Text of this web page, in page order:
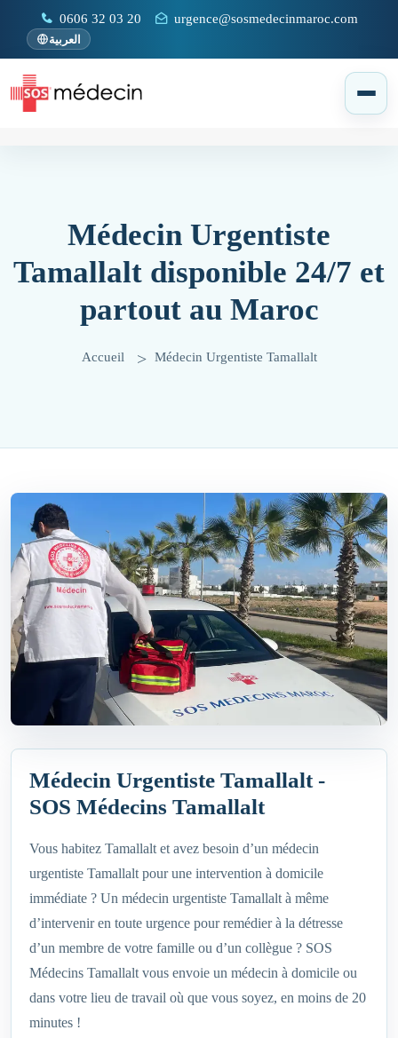
0606 32 03 20 urgence@sosmedecinmaroc.com
العربية
Médecin Urgentiste
Tamallalt disponible 24/7 et
partout au Maroc
Accueil Médecin Urgentiste Tamallalt
Médecin Urgentiste Tamallalt -
SOS Médecins Tamallalt
Vous habitez Tamallalt et avez besoin d’un médecin
urgentiste Tamallalt pour une intervention à domicile
immédiate ? Un médecin urgentiste Tamallalt à même
d’intervenir en toute urgence pour remédier à la détresse
d’un membre de votre famille ou d’un collègue ? SOS
Médecins Tamallalt vous envoie un médecin à domicile ou
dans votre lieu de travail où que vous soyez, en moins de 20
minutes !